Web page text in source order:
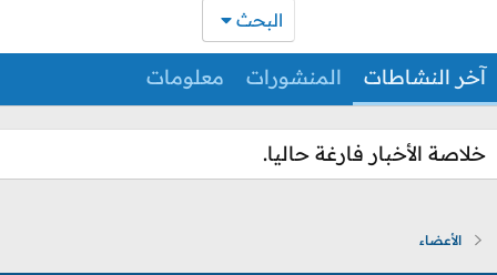
البحث
آخر النشاطات المنشورات معلومات
خلاصة الأخبار فارغة حاليا.
الأعضاء